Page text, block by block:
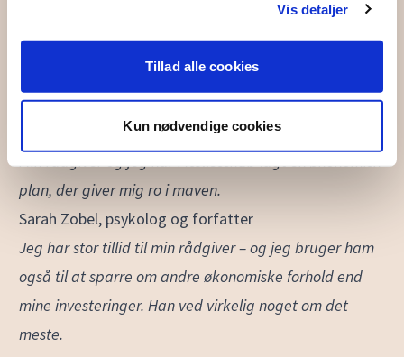
Vis detaljer
Tillad alle cookies
Kun nødvendige cookies
fokusere på at drive min egen forretning.
Hans Kjær, virksomhedsejer
Jeg er meget glad for min rådgiver – og kan altid
komme i kontakt med ham.
Burhan G, musiker
Min rådgiver og jeg har i fællesskab lagt en økonomisk
plan, der giver mig ro i maven.
Sarah Zobel, psykolog og forfatter
Jeg har stor tillid til min rådgiver – og jeg bruger ham
også til at sparre om andre økonomiske forhold end
mine investeringer. Han ved virkelig noget om det
meste.